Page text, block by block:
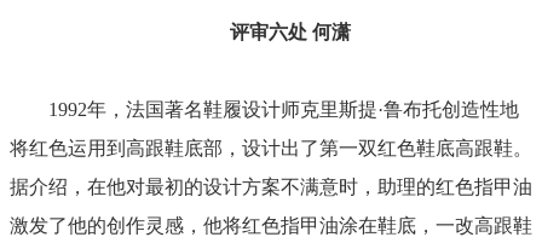
评审六处 何潇
1992年，法国著名鞋履设计师克里斯提·鲁布托创造性地
将红色运用到高跟鞋底部，设计出了第一双红色鞋底高跟鞋。
据介绍，在他对最初的设计方案不满意时，助理的红色指甲油
激发了他的创作灵感，他将红色指甲油涂在鞋底，一改高跟鞋